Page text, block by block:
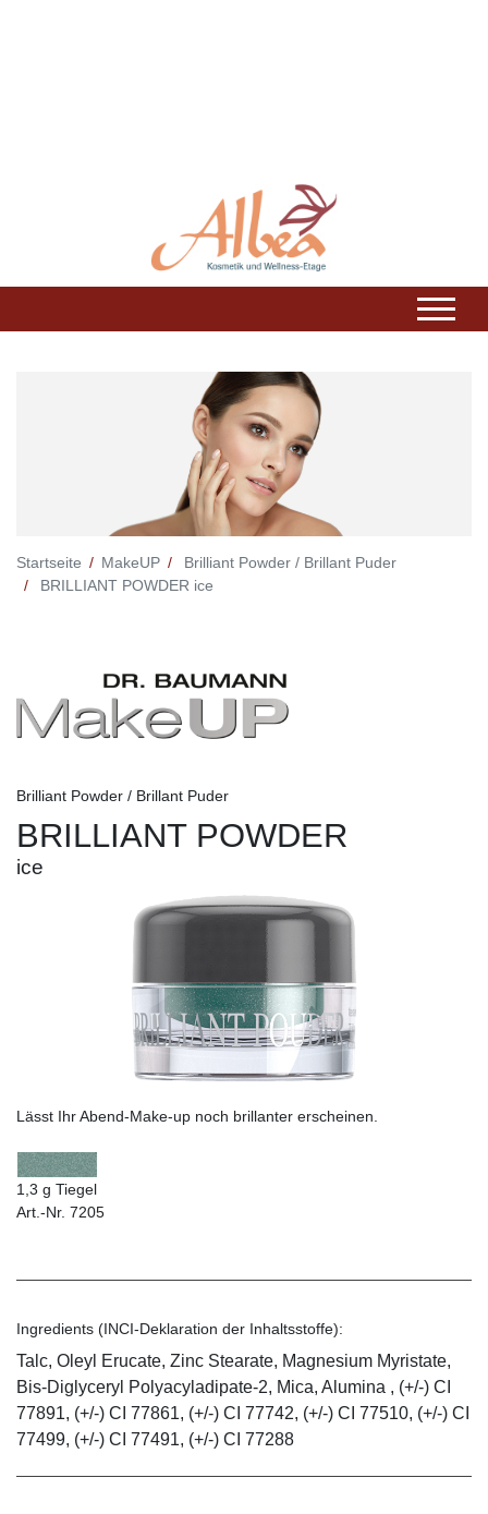
Startseite MakeUP
Brilliant Powder / Brillant Puder
BRILLIANT POWDER ice
Brilliant Powder / Brillant Puder
BRILLIANT POWDER
ice
Lässt Ihr Abend-Make-up noch brillanter erscheinen.
1,3 g Tiegel
Art.-Nr. 7205
Ingredients (INCI-Deklaration der Inhaltsstoffe):
Talc, Oleyl Erucate, Zinc Stearate, Magnesium Myristate,
Bis-Diglyceryl Polyacyladipate-2, Mica, Alumina , (+/-) CI
77891, (+/-) CI 77861, (+/-) CI 77742, (+/-) CI 77510, (+/-) CI
77499, (+/-) CI 77491, (+/-) CI 77288